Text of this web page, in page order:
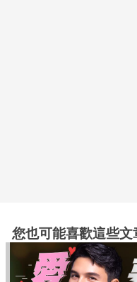
您也可能喜歡這些文